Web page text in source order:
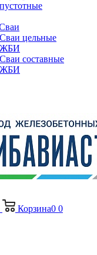
пустотные
Сваи цельные
ЖБИ
Сваи составные
ЖБИ
Корзина0 0